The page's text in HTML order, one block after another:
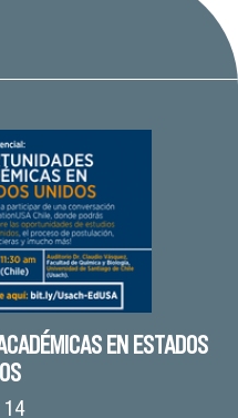
EN ESTADOS
14